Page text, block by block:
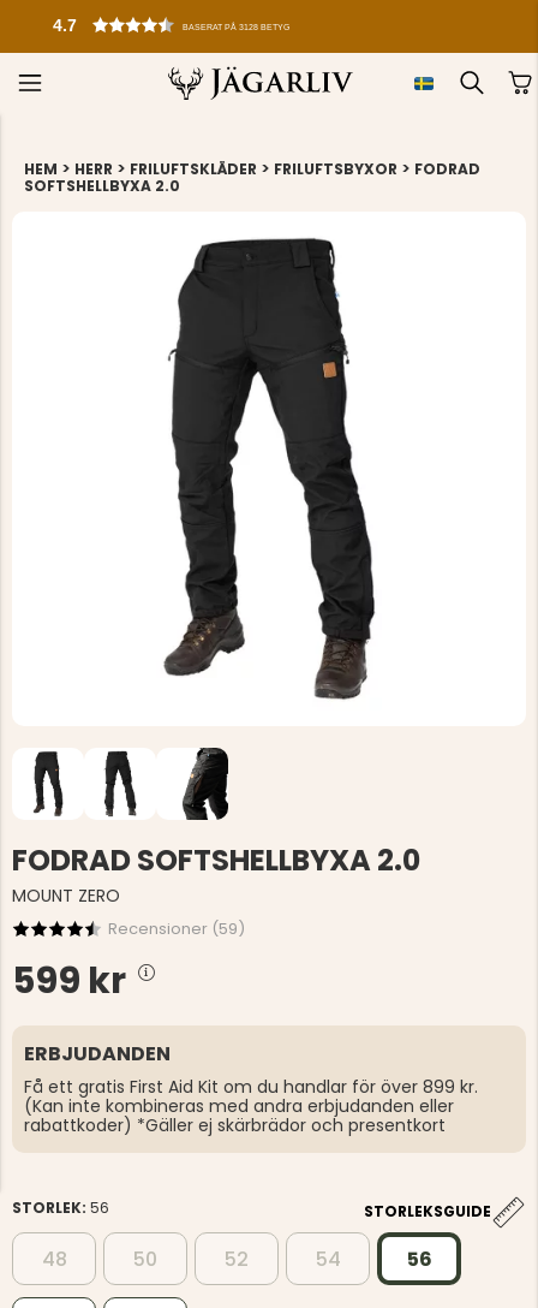
4.7 BASERAT PÅ 3128 BETYG
HEM > HERR > FRILUFTSKLÄDER > FRILUFTSBYXOR > FODRAD
SOFTSHELLBYXA 2.0
FODRAD SOFTSHELLBYXA 2.0
MOUNT ZERO
Recensioner (59)
599 kr
ERBJUDANDEN
Få ett gratis First Aid Kit om du handlar för över 899 kr.
(Kan inte kombineras med andra erbjudanden eller
rabattkoder) *Gäller ej skärbrädor och presentkort
STORLEK: 56 STORLEKSGUIDE
48 50 52 54 56